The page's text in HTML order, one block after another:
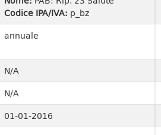
Codice IPA/IVA: p_bz
annuale
N/A
N/A
01-01-2016